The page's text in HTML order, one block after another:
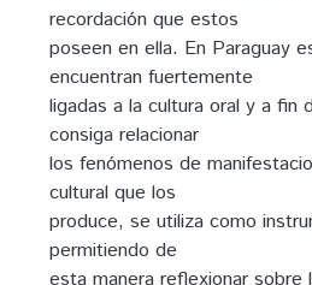
recordación que estos
poseen en ella. En Paraguay
encuentran fuertemente
ligadas a la cultura oral y a fin
consiga relacionar
los fenómenos de
cultural que los
produce, se utiliza como
permitiendo de